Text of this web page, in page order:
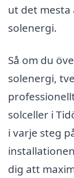
ut det mesta
solenergi.
Så om du
solenergi,
solceller i
i varje steg
dig att